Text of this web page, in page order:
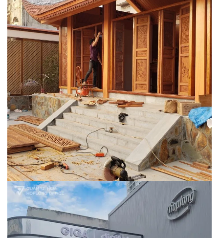
Nhà vườn Hưng Yên
CẢNH QUAN HẠ TẦNG
KIẾN TRÚC
NỘI THẤT